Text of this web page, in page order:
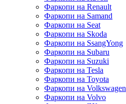
Фаркопи на Renault
Фаркопи на Samand
Фаркопи на Seat
Фаркопи на Skoda
Фаркопи на SsangYong
Фаркопи на Subaru
Фаркопи на Suzuki
Фаркопи на Tesla
Фаркопи на Toyota
Фаркопи на Volkswagen
Фаркопи на Volvo